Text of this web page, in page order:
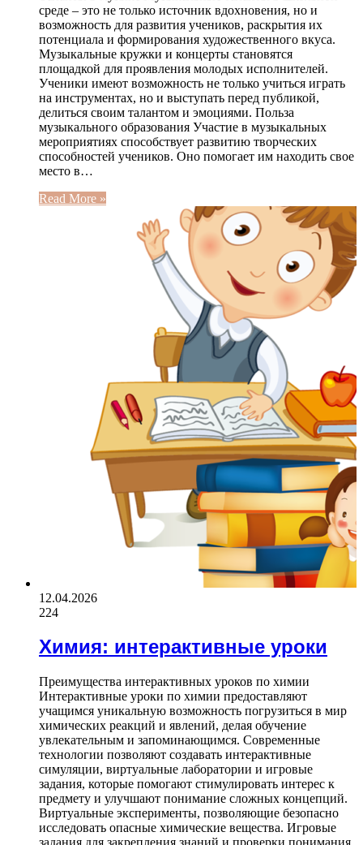
среде – это не только источник вдохновения, но и
возможность для развития учеников, раскрытия их
потенциала и формирования художественного вкуса.
Музыкальные кружки и концерты становятся
площадкой для проявления молодых исполнителей.
Ученики имеют возможность не только учиться играть
на инструментах, но и выступать перед публикой,
делиться своим талантом и эмоциями. Польза
музыкального образования Участие в музыкальных
мероприятиях способствует развитию творческих
способностей учеников. Оно помогает им находить свое
место в…
Read More »
12.04.2026
224
Химия: интерактивные уроки
Преимущества интерактивных уроков по химии
Интерактивные уроки по химии предоставляют
учащимся уникальную возможность погрузиться в мир
химических реакций и явлений, делая обучение
увлекательным и запоминающимся. Современные
технологии позволяют создавать интерактивные
симуляции, виртуальные лаборатории и игровые
задания, которые помогают стимулировать интерес к
предмету и улучшают понимание сложных концепций.
Виртуальные эксперименты, позволяющие безопасно
исследовать опасные химические вещества. Игровые